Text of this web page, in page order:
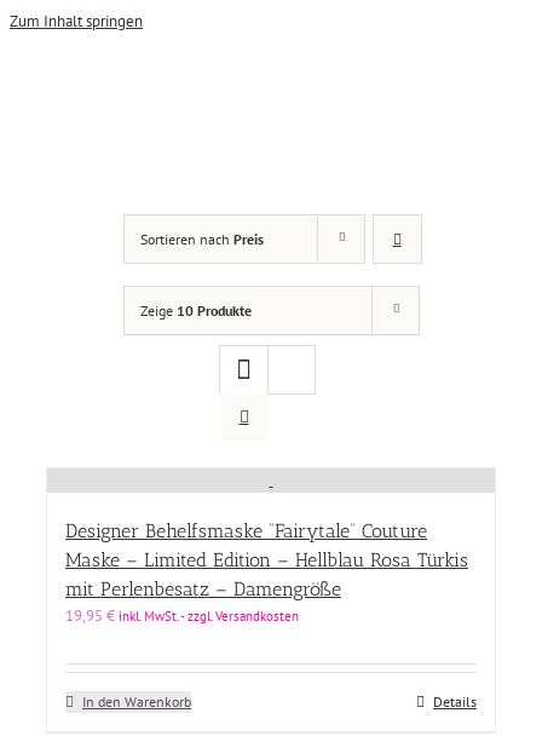
Zum Inhalt springen
Produkt Designer
Produkt Kollektion
Produkt Kollektion
Produkt Material
Sortieren nach Preis
Zeige 10 Produkte
Designer Behelfsmaske “Fairytale” Couture
Maske – Limited Edition – Hellblau Rosa Türkis
mit Perlenbesatz – Damengröße
19,95 € inkl. MwSt. - zzgl. Versandkosten
In den Warenkorb Details